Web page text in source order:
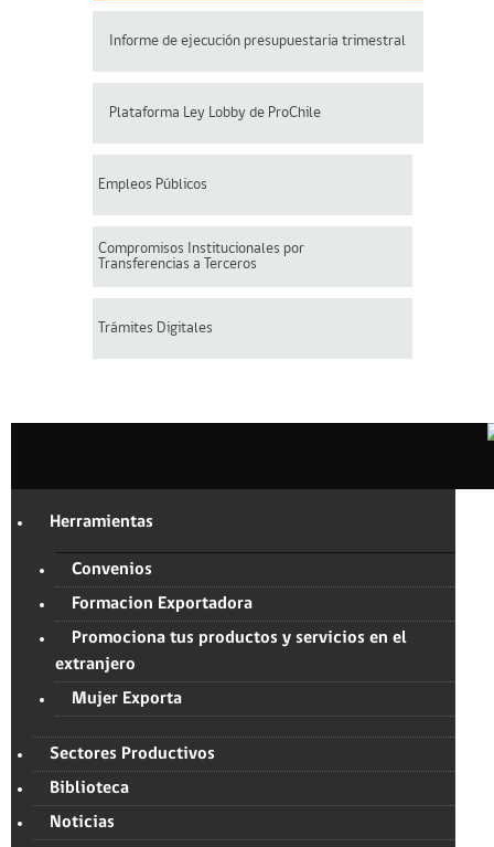
Informe de ejecución presupuestaria trimestral
Plataforma Ley Lobby de ProChile
Empleos Públicos
Compromisos Institucionales por
Transferencias a Terceros
Trámites Digitales
Herramientas
Convenios
Formacion Exportadora
Promociona tus productos y servicios en el
extranjero
Mujer Exporta
Sectores Productivos
Biblioteca
Noticias